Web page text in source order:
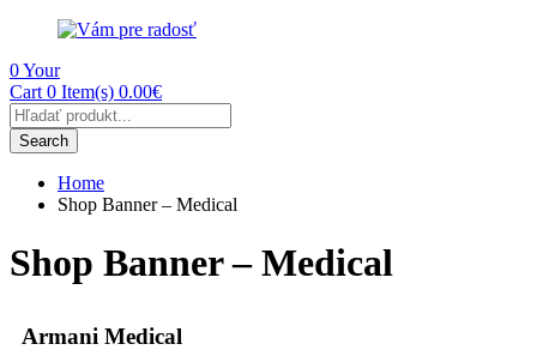
0Your
Cart 0 Item(s) 0.00€
Products
search
Search
Home
Shop Banner – Medical
Shop Banner – Medical
Armani Medical